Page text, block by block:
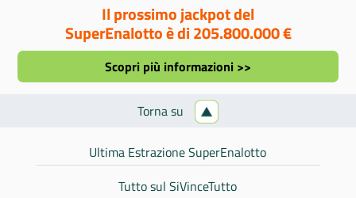
Il prossimo jackpot del
SuperEnalotto è di 205.800.000 €
Scopri più informazioni >>
Torna su
Ultima Estrazione SuperEnalotto
Tutto sul SiVinceTutto